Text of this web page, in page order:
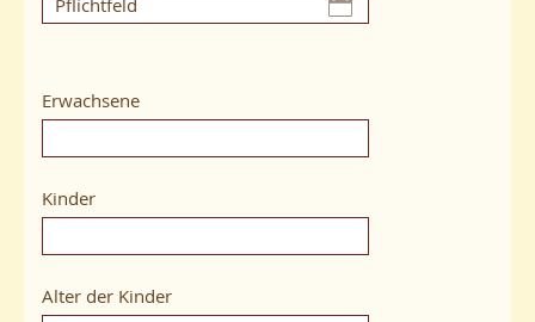
Erwachsene
Kinder
Alter der Kinder